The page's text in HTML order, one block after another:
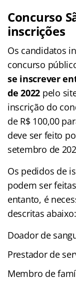
Concurso
inscrições
Os candidatos
concurso
se inscrever
de 2022 pelo
inscrição do
de R$ 100,00
deve ser feito
setembro de
Os pedidos de
podem ser
entanto, é
descritas abaixo:
Doador de
Prestador de
Membro de